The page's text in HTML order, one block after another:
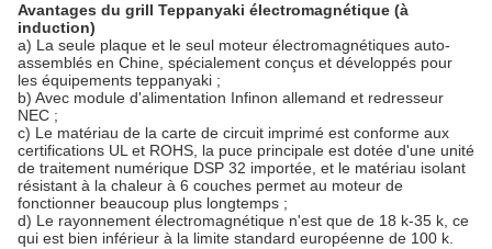
Avantages du grill Teppanyaki électromagnétique (à
induction)
a) La seule plaque et le seul moteur électromagnétiques auto-
assemblés en Chine, spécialement conçus et développés pour
les équipements teppanyaki ;
b) Avec module d'alimentation Infinon allemand et redresseur
NEC ;
c) Le matériau de la carte de circuit imprimé est conforme aux
certifications UL et ROHS, la puce principale est dotée d'une unité
de traitement numérique DSP 32 importée, et le matériau isolant
résistant à la chaleur à 6 couches permet au moteur de
fonctionner beaucoup plus longtemps ;
d) Le rayonnement électromagnétique n'est que de 18 k-35 k, ce
qui est bien inférieur à la limite standard européenne de 100 k.